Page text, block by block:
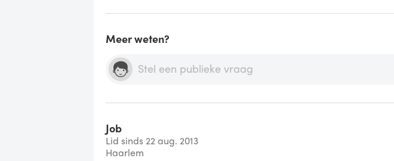
Meer weten?
Job
Lid sinds 22 aug. 2013
Haarlem